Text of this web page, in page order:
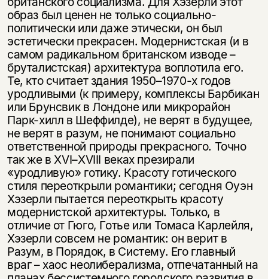
образ был ценен не только социально-
политически или даже этически, он был
эстетически прекрасен. Модернистская (и в
самом радикальном британском изводе –
бруталистская) архитектура воплотила его.
Те, кто считает здания 1950–1970-х годов
уродливыми (к примеру, комплексы Барбикан
или Брунсвик в Лондоне или микрорайон
Парк-хилл в Шеффилде), не верят в будущее,
не верят в разум, не понимают социально
ответственной природы прекрасного. Точно
так же в XVI–XVIII веках презирали
«уродливую» готику. Красоту готического
стиля переоткрыли романтики; сегодня Оуэн
Хэзерли пытается переоткрыть красоту
модернистской архитектуры. Только, в
отличие от Гюго, Готье или Томаса Карлейля,
Хэзерли совсем не романтик: он верит в
Разум, в Порядок, в Систему. Его главный
враг – хаос неолиберализма, отпечатанный на